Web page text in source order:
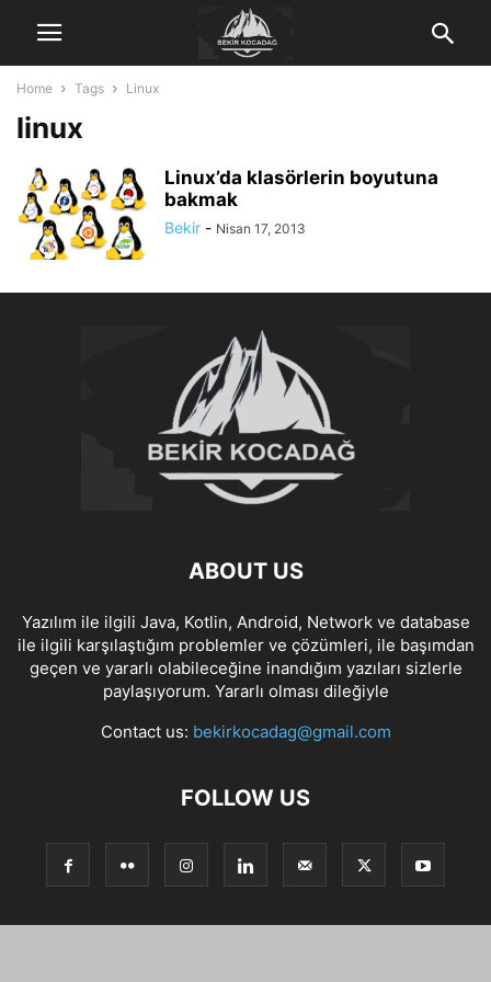
Home Tags Linux
linux
Linux’da klasörlerin boyutuna
bakmak
Bekir - Nisan 17, 2013
ABOUT US
Yazılım ile ilgili Java, Kotlin, Android, Network ve database
ile ilgili karşılaştığım problemler ve çözümleri, ile başımdan
geçen ve yararlı olabileceğine inandığım yazıları sizlerle
paylaşıyorum. Yararlı olması dileğiyle
Contact us: bekirkocadag@gmail.com
FOLLOW US